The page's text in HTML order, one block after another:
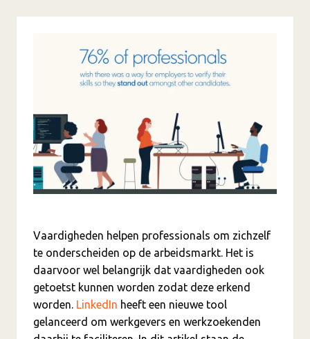
Vaardigheden helpen professionals om zichzelf
te onderscheiden op de arbeidsmarkt. Het is
daarvoor wel belangrijk dat vaardigheden ook
getoetst kunnen worden zodat deze erkend
worden. LinkedIn heeft een nieuwe tool
gelanceerd om werkgevers en werkzoekenden